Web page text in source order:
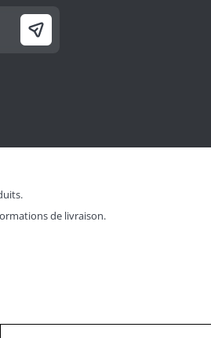
de livraison.